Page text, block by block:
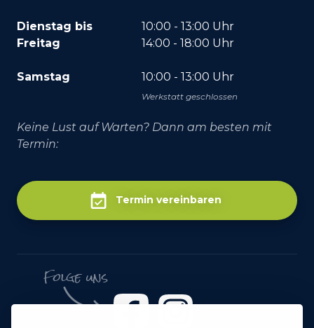
Dienstag bis
Freitag
10:00 - 13:00 Uhr
14:00 - 18:00 Uhr
Samstag 10:00 - 13:00 Uhr
Werkstatt geschlossen
Keine Lust auf Warten? Dann am besten mit
Termin:
Termin vereinbaren
Folge uns